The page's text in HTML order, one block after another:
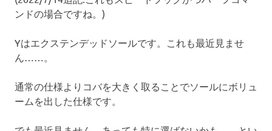
ンドの場合ですね。)
Yはエクステンデッドソールです。これも最近見ませ
ん……。
通常の仕様よりコバを大きく取ることでソールにボリュ
ームを出した仕様です。